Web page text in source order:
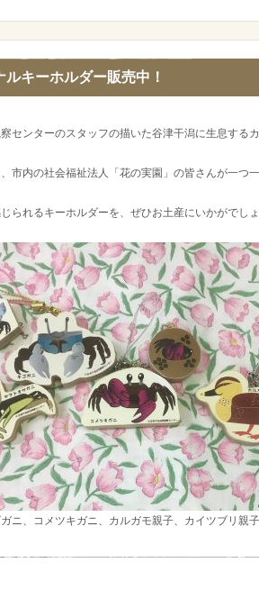
キーホルダー販売中！
センターのスタッフの描いた谷津干潟に生息する
市内の社会福祉法人「花の実園」の皆さんが一つ
られるキーホルダーを、ぜひお土産にいかがでし
ガニ、コメツキガニ、カルガモ親子、カイツブリ